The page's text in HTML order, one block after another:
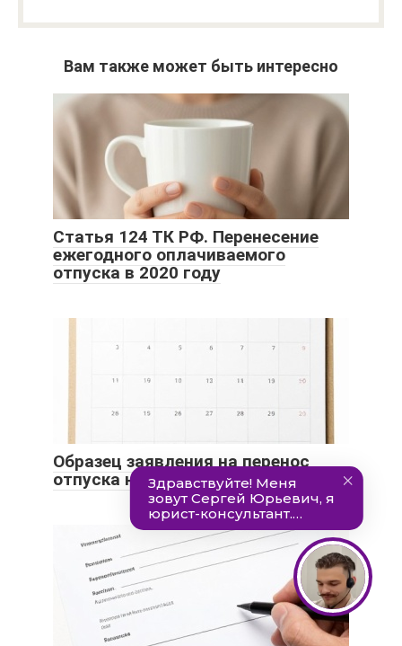
Вам также может быть интересно
Статья 124 ТК РФ. Перенесение
ежегодного оплачиваемого
отпуска в 2020 году
Образец заявления на перенос
отпуска не по графику в 2020 году